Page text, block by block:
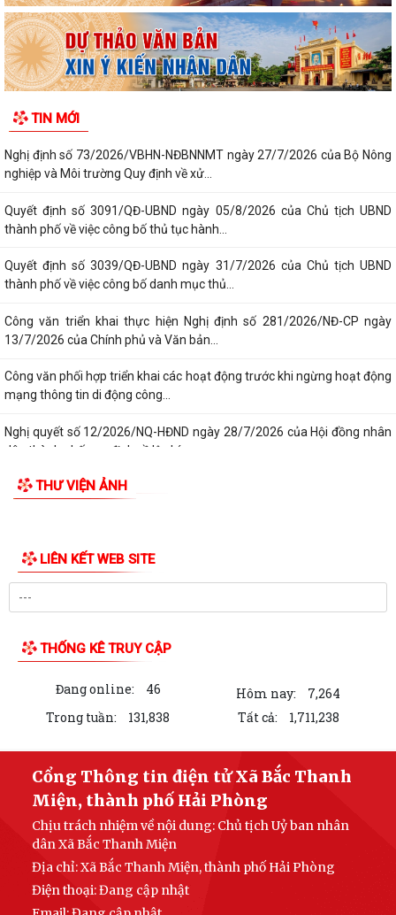
TIN MỚI
Nghị định số 73/2026/VBHN-NĐBNNMT ngày 27/7/2026 của Bộ Nông
nghiệp và Môi trường Quy định về xử...
Quyết định số 3091/QĐ-UBND ngày 05/8/2026 của Chủ tịch UBND
thành phố về việc công bố thủ tục hành...
Quyết định số 3039/QĐ-UBND ngày 31/7/2026 của Chủ tịch UBND
thành phố về việc công bố danh mục thủ...
Công văn triển khai thực hiện Nghị định số 281/2026/NĐ-CP ngày
13/7/2026 của Chính phủ và Văn bản...
Công văn phối hợp triển khai các hoạt động trước khi ngừng hoạt động
mạng thông tin di động công...
Nghị quyết số 12/2026/NQ-HĐND ngày 28/7/2026 của Hội đồng nhân
dân thành phố quy định về lệ phí...
THƯ VIỆN ẢNH
LIÊN KẾT WEB SITE
THỐNG KÊ TRUY CẬP